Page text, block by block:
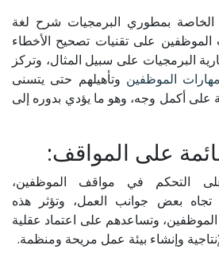
الخاصة بمطوري البرمجيات شرح لغة
الموظفين على تقنيات تصحيح الأخطاء
البرمجيات على سبيل المثال، وتركز
مهارات الموظفين وتأهيلهم حتى يتسنى
على أكمل وجه، وهو ما يؤدي بدوره إلى
التحكم في مواقف الموظفين،
تجاه بعض جوانب العمل، وتؤثر هذه
وتساعدهم على اعتماد عقلية
وإنشاء بيئة عمل مريحة ومنظمة.